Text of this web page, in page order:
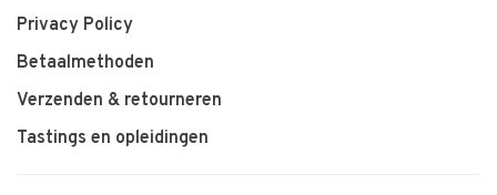
Privacy Policy
Betaalmethoden
Verzenden & retourneren
Tastings en opleidingen